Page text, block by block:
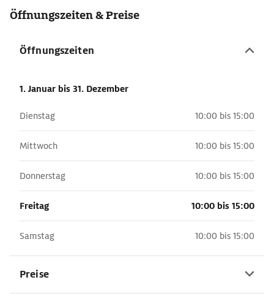
Öffnungszeiten & Preise
Öffnungszeiten
1. Januar bis 31. Dezember
Dienstag 10:00 bis 15:00
Mittwoch 10:00 bis 15:00
Donnerstag 10:00 bis 15:00
Freitag 10:00 bis 15:00
Samstag 10:00 bis 15:00
Preise